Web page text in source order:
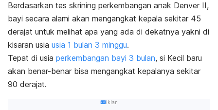
Berdasarkan tes skrining perkembangan anak Denver II,
bayi secara alami akan mengangkat kepala sekitar 45
derajat untuk melihat apa yang ada di dekatnya yakni di
kisaran usia usia 1 bulan 3 minggu.
Tepat di usia perkembangan bayi 3 bulan, si Kecil baru
akan benar-benar bisa mengangkat kepalanya sekitar
90 derajat.
Iklan